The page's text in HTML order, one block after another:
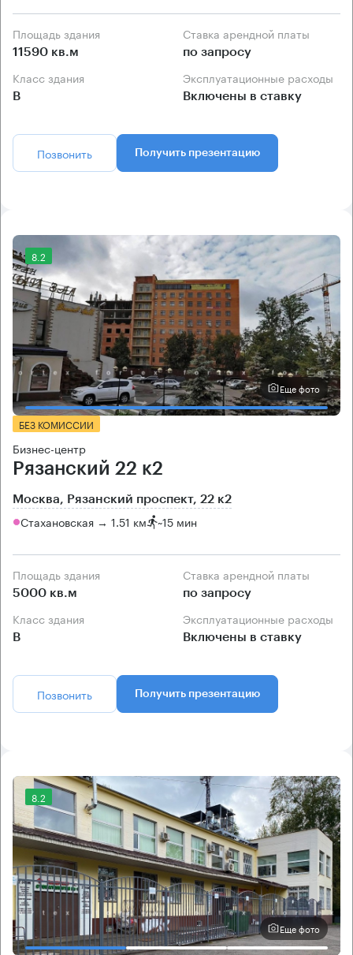
Площадь здания
11590 кв.м
Ставка арендной платы
по запросу
Класс здания
B
Эксплуатационные расходы
Включены в ставку
Позвонить Получить презентацию
8.2
Еще фото
БЕЗ КОМИССИИ
Бизнес-центр
Рязанский 22 к2
Москва, Рязанский проспект, 22 к2
Стахановская → 1.51 км ~15 мин
Площадь здания
5000 кв.м
Ставка арендной платы
по запросу
Класс здания
B
Эксплуатационные расходы
Включены в ставку
Позвонить Получить презентацию
8.2
Еще фото